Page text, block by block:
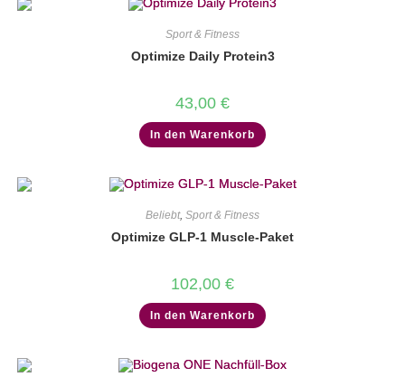
Sport & Fitness
Optimize Daily Protein3
43,00 €
In den Warenkorb
Beliebt, Sport & Fitness
Optimize GLP-1 Muscle-Paket
102,00 €
In den Warenkorb